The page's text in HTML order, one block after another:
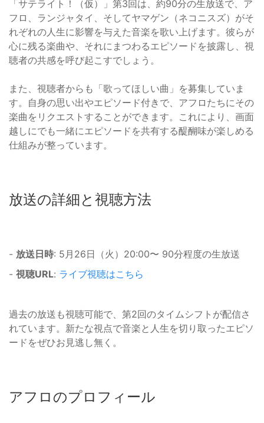
「サテライト！（仮）」第3回は、約90分の生放送で、ア
フロ、ランジャタイ、そしてヤマゲン（ネコニスズ）がそ
れぞれの人生に影響を与えた音楽を歌い上げます。彼らが
心に残る楽曲や、それにまつわるエピソードを披露し、視
聴者の共感を呼び起こすでしょう。
また、視聴者からも「歌ってほしい曲」を募集していま
す。自身の思い出やエピソード付きで、アフロたちにその
楽曲をリクエストすることができます。これにより、画面
越しにでも一緒にエピソードを共有する醍醐味が楽しめる
仕組みが整っています。
放送の詳細と視聴方法
- 放送日時: 5月26日（火）20:00〜 90分程度の生放送
- 視聴URL: ライブ視聴はこちら
過去の放送も視聴可能で、第2回のタイムシフトが配信さ
れています。新たな視点で音楽と人生を切り取ったエピソ
ードをぜひお見逃し無く。
アフロのプロフィール